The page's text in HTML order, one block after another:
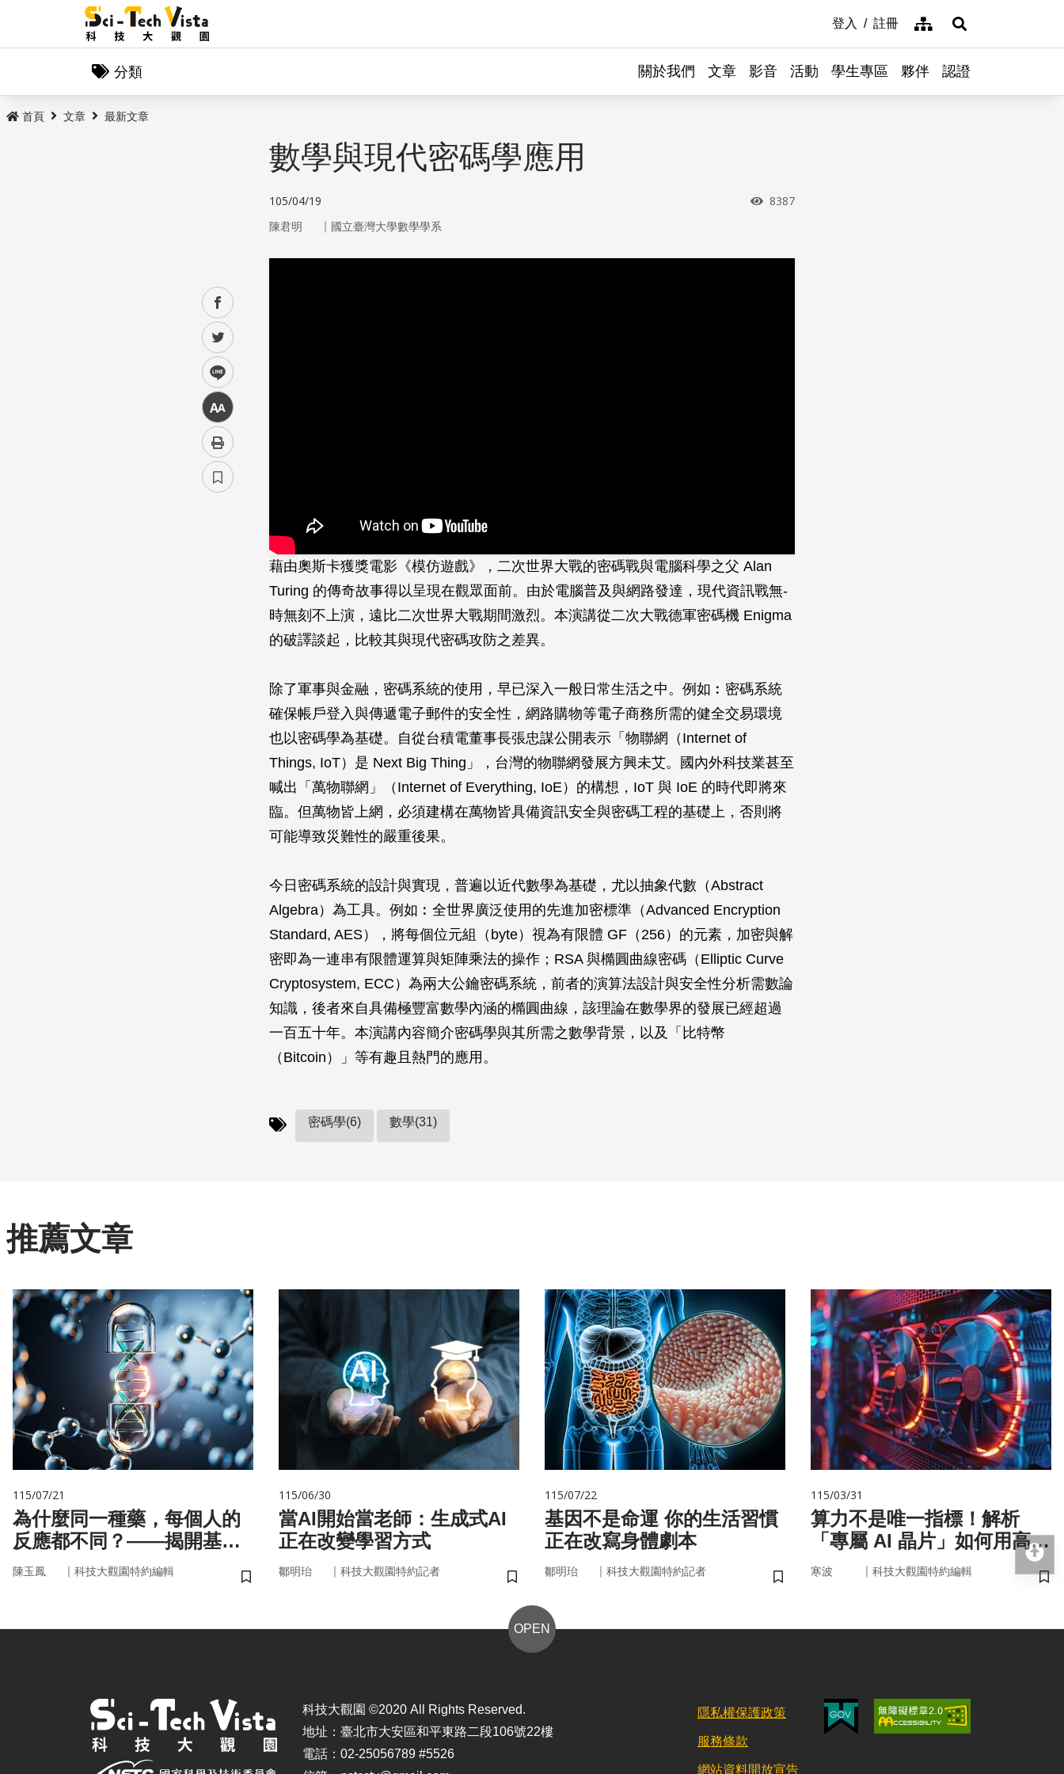
登入 註冊 網站導覽展開搜尋
分類 關於我們 文章 影音 活動 學生專區 夥伴 認證
首頁 文章 最新文章
facebook
twitter
line
中
數學與現代密碼學應用
105/04/19 瀏覽次數
8387
陳君明 ｜ 國立臺灣大學數學學系
藉由奧斯卡獲獎電影《模仿遊戲》，二次世界大戰的密碼戰與電腦科學之父 Alan
Turing 的傳奇故事得以呈現在觀眾面前。由於電腦普及與網路發達，現代資訊戰無­
時無刻不上演，遠比二次世界大戰期間激烈。本演講從二次大戰德軍密碼機 Enigma
的破譯談起，比較其與現代密碼攻防之差異。
除了軍事與金融，密碼系統的使用­，早已深入一般日常生活之中。例如︰密碼系統
確保帳戶登入與傳遞電子郵件的安全性，網­路購物等電子商務所需的健全交易環境
也以密碼學為基礎。自從台積電董事長張忠謀公開表­示「物聯網（Internet of
Things, IoT）是 Next Big Thing」，台灣的物聯網發展方興未艾。國內外科技業甚至
喊出「萬物聯網」（Internet of Everything, IoE）的構想，IoT 與 IoE 的時代即將來
臨。但萬物皆上網，必須建構在萬物皆具備資訊安全與密碼工程的基礎上，否­則將
可能導致災難性的嚴重後果。
今日密碼系統的設計與實現，普遍以近代數學為基礎，尤­以抽象代數（Abstract
Algebra）為工具。例如︰全世界廣泛使用的先進加密標準（Advanced Encryption
Standard, AES），將每個位元組（byte）視為有限體 GF（256）的元素，加密與解
密即為一連串有限體運算與矩陣乘法的操作；RSA 與橢圓曲線密碼（Elliptic Curve
Cryptosystem, ECC）為兩大公鑰密碼系統，前者的演算法設計與安全性分析需數論
知識，後者來自具備極豐富數­學內涵的橢圓曲線，該理論在數學界的發展已經超過
一百五十年。本演講內容簡介密碼學與其所­需之數學背景，以及「比特幣
（Bitcoin）」等有趣且熱門的應用。
密碼學(6) 數學(31)
推薦文章
115/07/21
為什麼同一種藥，每個人的
反應都不同？——揭開基因
的用藥密碼
陳玉鳳 ｜ 科技大觀園特約編輯
儲存書籤
115/06/30
當AI開始當老師：生成式AI
正在改變學習方式
鄒明珆 ｜ 科技大觀園特約記者
儲存書籤
115/07/22
基因不是命運 你的生活習慣
正在改寫身體劇本
鄒明珆 ｜ 科技大觀園特約記者
儲存書籤
115/03/31
算力不是唯一指標！解析
「專屬 AI 晶片」如何用高效
率驅動未來
寒波 ｜ 科技大觀園特約編輯
儲
OPEN
科技大觀園 ©2020 All Rights Reserved.
地址：臺北市大安區和平東路二段106號22樓
電話：02-25056789 #5526
隱私權保護政策
服務條款
網站資料開放宣告
回